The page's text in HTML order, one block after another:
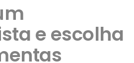
e escolha